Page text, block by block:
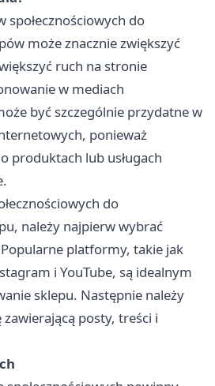
społecznościowych do
może znacznie zwiększyć
ruch na stronie
w mediach
być szczególnie przydatne w
ponieważ
produktach lub usługach
do
należy najpierw wybrać
platformy, takie jak
i YouTube, są idealnym
sklepu. Następnie należy
posty, treści i